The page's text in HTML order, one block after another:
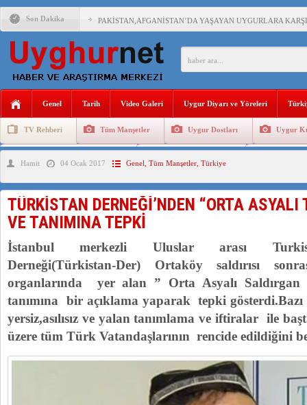
Son Dakika PAKİSTAN,AFGANİSTAN’DA YAŞAYAN UYGURLARA
ÇİN’İN DOĞU TÜRKİSTAN’DAKİ UYGULAMALARI
DİYANET AKADEMİSİ BAŞKANI DOÇ.DR.KAAN : DOĞU
ÇİN’İN UYGUR POLİTİKALARINI ÖVEN DİYANET
MHP’DEN URUMÇİ KATLİAMI MESAJİ : 05.07.2009
ÇİN’İN ANKARA BÜYÜKELÇİSİ JİANG’İN TRABZON
Genel Tarih Video Galeri Uygur Diyarı ve Yöreleri
TV Rehberi Tüm Manşetler Uygur Dostları Uygur
Uygurlarda Düğün ve Cenaze
Hamit 04 Ocak 2017 Genel Tüm Manşetler Türkiye
TÜRKİSTAN DERNEĞİ’NDEN “ORTA
VE TANIMINA TEPKİ
İstanbul merkezli Uluslar arası
Derneği(Türkistan-Der) Ortaköy saldırısı
organlarında yer alan ” Orta Asyalı
tanımına bir açıklama yaparak tepki gösterdi.Bazı
yersiz,asılısız ve yalan tanımlama ve iftiralar ile
üzere tüm Türk Vatandaşlarının rencide edildiğini